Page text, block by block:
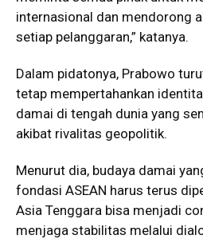
internasional dan mendorong
setiap pelanggaran,” katanya.
Dalam pidatonya, Prabowo
tetap mempertahankan
damai di tengah dunia yang
akibat rivalitas geopolitik.
Menurut dia, budaya damai
fondasi ASEAN harus terus
Asia Tenggara bisa menjadi
menjaga stabilitas melalui